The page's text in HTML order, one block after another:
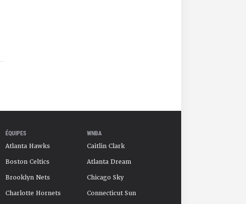
ÉQUIPES
Atlanta Hawks
Boston Celtics
Brooklyn Nets
Charlotte Hornets
WNBA
Caitlin Clark
Atlanta Dream
Chicago Sky
Connecticut Sun